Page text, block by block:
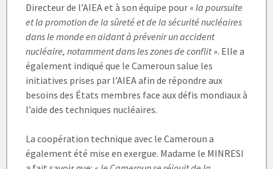
Directeur de l’AIEA et à son équipe pour « la poursuite
et la promotion de la sûreté et de la sécurité nucléaires
dans le monde en aidant à prévenir un accident
nucléaire, notamment dans les zones de conflit». Elle a
également indiqué que le Cameroun salue les
initiatives prises par l’AIEA afin de répondre aux
besoins des États membres face aux défis mondiaux à
l’aide des techniques nucléaires.
La coopération technique avec le Cameroun a
également été mise en exergue. Madame le MINRESI